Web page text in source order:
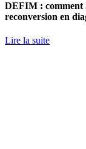
DEFIM : comment
reconversion en
Lire la suite